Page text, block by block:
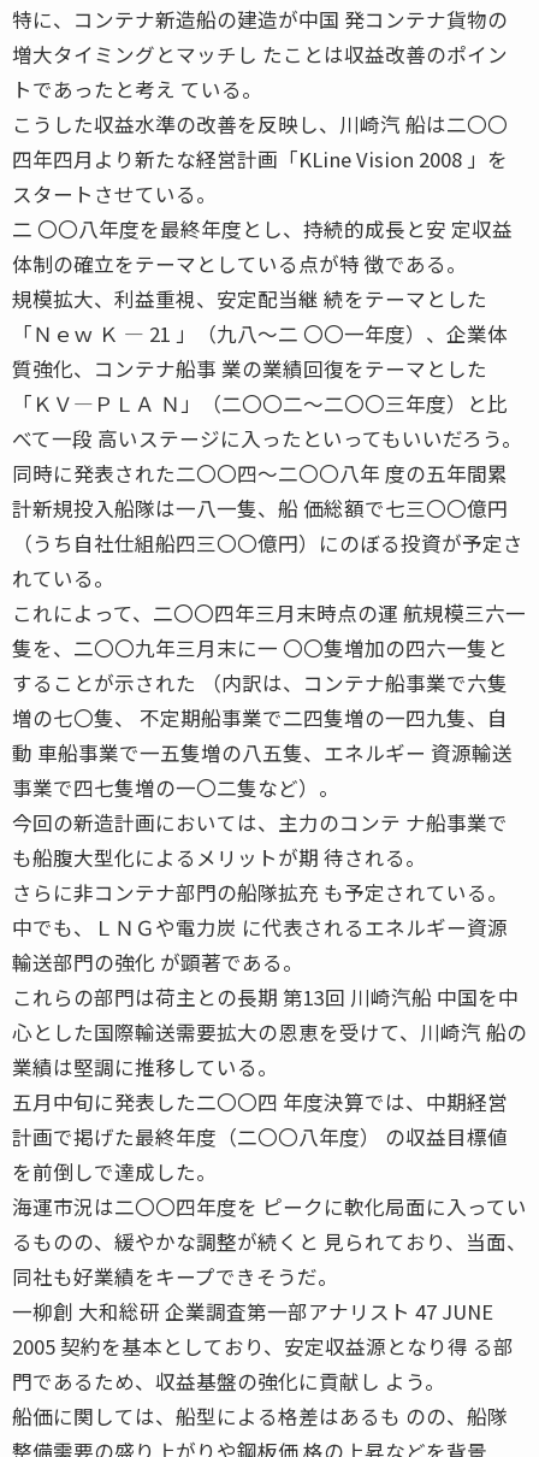
特に、コンテナ新造船の建造が中国 発コンテナ貨物の
増大タイミングとマッチし たことは収益改善のポイン
トであったと考え ている。
こうした収益水準の改善を反映し、川崎汽 船は二〇〇
四年四月より新たな経営計画「KLine Vision 2008 」を
スタートさせている。
二 〇〇八年度を最終年度とし、持続的成長と安 定収益
体制の確立をテーマとしている点が特 徴である。
規模拡大、利益重視、安定配当継 続をテーマとした
「Ｎｅｗ Ｋ ― 21 」（九八〜二 〇〇一年度）、企業体
質強化、コンテナ船事 業の業績回復をテーマとした
「ＫＶ―ＰＬＡ Ｎ」（二〇〇二〜二〇〇三年度）と比
べて一段 高いステージに入ったといってもいいだろう。
同時に発表された二〇〇四〜二〇〇八年 度の五年間累
計新規投入船隊は一八一隻、船 価総額で七三〇〇億円
（うち自社仕組船四三〇〇億円）にのぼる投資が予定さ
れている。
これによって、二〇〇四年三月末時点の運 航規模三六一
隻を、二〇〇九年三月末に一 〇〇隻増加の四六一隻と
することが示された （内訳は、コンテナ船事業で六隻
増の七〇隻、 不定期船事業で二四隻増の一四九隻、自
動 車船事業で一五隻増の八五隻、エネルギー 資源輸送
事業で四七隻増の一〇二隻など）。
今回の新造計画においては、主力のコンテ ナ船事業で
も船腹大型化によるメリットが期 待される。
さらに非コンテナ部門の船隊拡充 も予定されている。
中でも、ＬＮＧや電力炭 に代表されるエネルギー資源
輸送部門の強化 が顕著である。
これらの部門は荷主との長期 第13回 川崎汽船 中国を中
心とした国際輸送需要拡大の恩恵を受けて、川崎汽 船の
業績は堅調に推移している。
五月中旬に発表した二〇〇四 年度決算では、中期経営
計画で掲げた最終年度（二〇〇八年度） の収益目標値
を前倒しで達成した。
海運市況は二〇〇四年度を ピークに軟化局面に入ってい
るものの、緩やかな調整が続くと 見られており、当面、
同社も好業績をキープできそうだ。
一柳創 大和総研 企業調査第一部アナリスト 47 JUNE
2005 契約を基本としており、安定収益源となり得 る部
門であるため、収益基盤の強化に貢献し よう。
船価に関しては、船型による格差はあるも のの、船隊
整備需要の盛り上がりや鋼板価 格の上昇などを背景